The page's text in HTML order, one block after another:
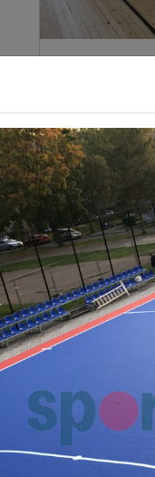
Mustjõe spordiplats